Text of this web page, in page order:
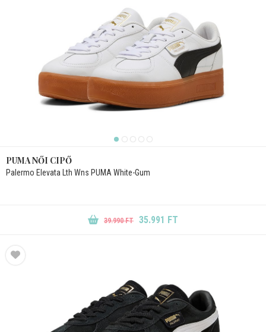
PUMA NŐI CIPŐ
Palermo Elevata Lth Wns PUMA White-Gum
39.990 FT 35.991 FT